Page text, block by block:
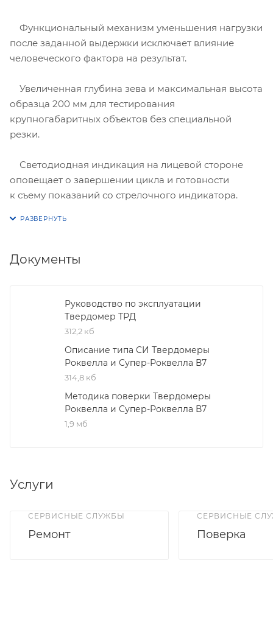
Функциональный механизм уменьшения нагрузки
после заданной выдержки исключает влияние
человеческого фактора на результат.
Увеличенная глубина зева и максимальная высота
образца 200 мм для тестирования
крупногабаритных объектов без специальной
резки.
Светодиодная индикация на лицевой стороне
оповещает о завершении цикла и готовности
к съему показаний со стрелочного индикатора.
Документы
Руководство по эксплуатации
Твердомер ТРД
312,2 кб
Описание типа СИ Твердомеры
Роквелла и Супер-Роквелла В7
314,8 кб
Методика поверки Твердомеры
Роквелла и Супер-Роквелла В7
1,9 мб
Услуги
СЕРВИСНЫЕ СЛУЖБЫ
Ремонт
СЕРВИСНЫЕ
Поверка